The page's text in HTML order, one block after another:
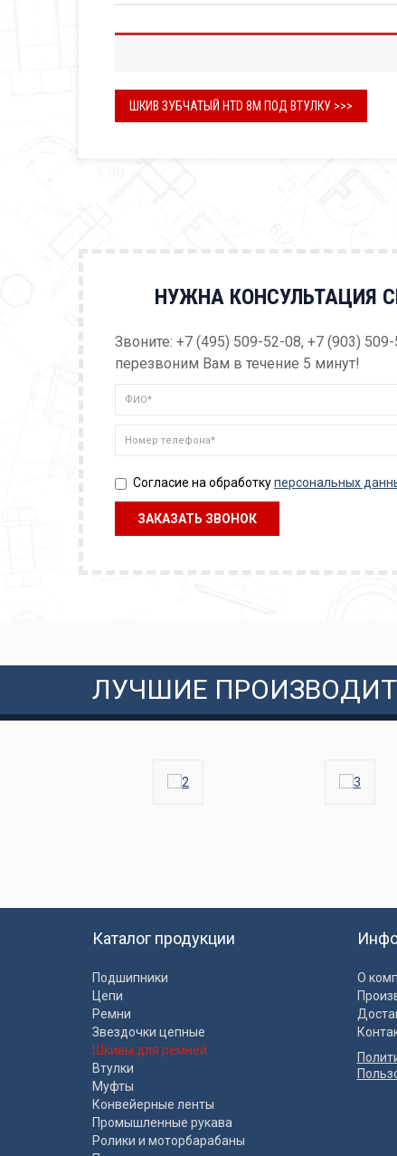
ШКИВ ЗУБЧАТЫЙ HTD 8M ПОД ВТУЛКУ >>>
НУЖНА КОНСУЛЬТАЦИЯ
Звоните: +7 (495) 509-52-08, +7 (903)
перезвоним Вам в течение 5 минут!
Согласие на обработкуперсональных
ЛУЧШИЕ
Каталог продукции
Подшипники
Цепи
Ремни
Звездочки цепные
Шкивы для ремней
Втулки
Муфты
Конвейерные ленты
Промышленные рукава
Ролики и моторбарабаны
О